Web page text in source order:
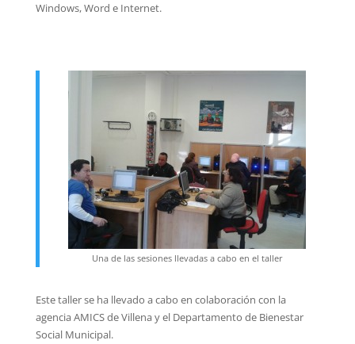
Windows, Word e Internet.
Una de las sesiones llevadas a cabo en el taller
Este taller se ha llevado a cabo en colaboración con la
agencia AMICS de Villena y el Departamento de Bienestar
Social Municipal.